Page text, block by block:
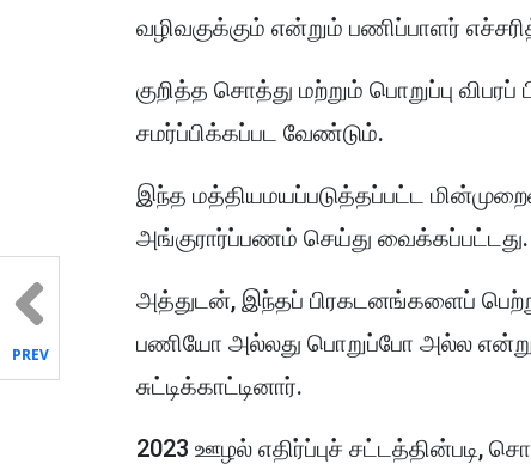
வழிவகுக்கும் என்றும் பணிப்பாளர்
குறித்த சொத்து மற்றும் பொறுப்பு
சமர்ப்பிக்கப்பட வேண்டும்.
இந்த மத்தியமயப்படுத்தப்பட்ட
அங்குரார்ப்பணம் செய்து வைக்கப்பட்டது.
அத்துடன், இந்தப் பிரகடனங்களைப்
பணியோ அல்லது பொறுப்போ அல்ல
சுட்டிக்காட்டினார்.
2023 ஊழல் எதிர்ப்புச் சட்டத்தின்படி,
PREV